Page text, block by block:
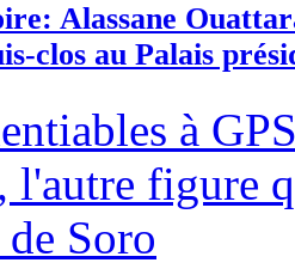
Alassane
clos au Palais